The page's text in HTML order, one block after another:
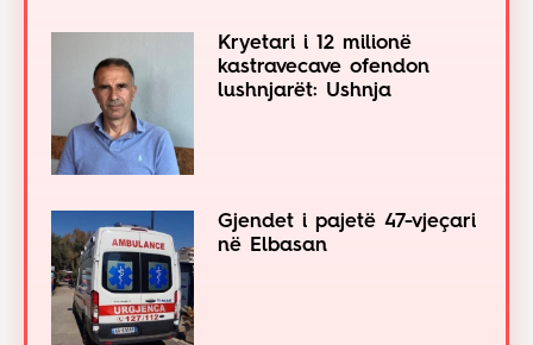
Kryetari i 12 milionë
kastravecave ofendon
lushnjarët: Ushnja
Gjendet i pajetë 47-vjeçari
në Elbasan